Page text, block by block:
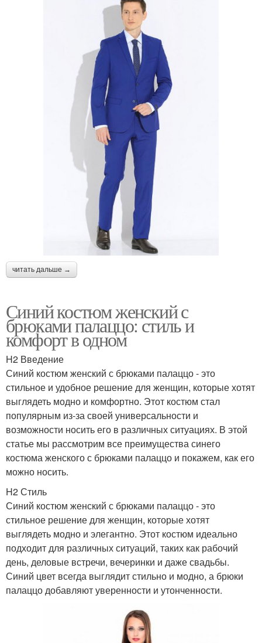
читать дальше →
Синий костюм женский с
брюками палаццо: стиль и
комфорт в одном
H2 Введение
Синий костюм женский с брюками палаццо - это
стильное и удобное решение для женщин, которые хотят
выглядеть модно и комфортно. Этот костюм стал
популярным из-за своей универсальности и
возможности носить его в различных ситуациях. В этой
статье мы рассмотрим все преимущества синего
костюма женского с брюками палаццо и покажем, как его
можно носить.
H2 Стиль
Синий костюм женский с брюками палаццо - это
стильное решение для женщин, которые хотят
выглядеть модно и элегантно. Этот костюм идеально
подходит для различных ситуаций, таких как рабочий
день, деловые встречи, вечеринки и даже свадьбы.
Синий цвет всегда выглядит стильно и модно, а брюки
палаццо добавляют уверенности и утонченности.